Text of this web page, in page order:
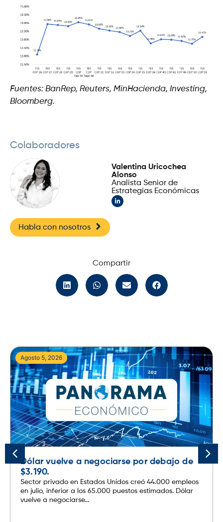
Fuentes: BanRep, Reuters, MinHacienda, Investing,
Bloomberg.
Colaboradores
Valentina Uricochea
Alonso
Analista Senior de
Estrategias Económicas
Habla con nosotros
Compartir
Agosto 5, 2026
Dólar vuelve a negociarse por debajo de
$3.190.
Sector privado en Estados Unidos creó 44.000 empleos
en julio, inferior a los 65.000 puestos estimados. Dólar
vuelve a negociarse...